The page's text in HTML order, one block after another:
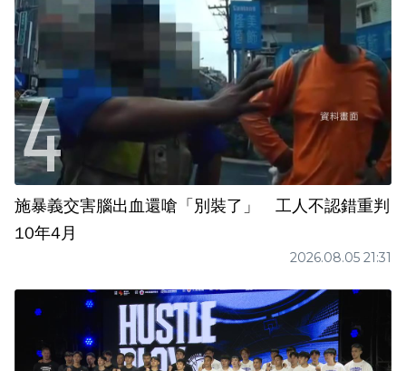
施暴義交害腦出血還嗆「別裝了」 工人不認錯重判
10年4月
2026.08.05 21:31